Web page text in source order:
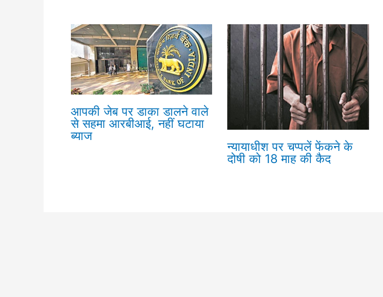
आपकी जेब पर डाका डालने वाले
से सहमा आरबीआई, नहीं घटाया
ब्याज
न्यायाधीश पर चप्पलें फेंकने के
दोषी को 18 माह की कैद